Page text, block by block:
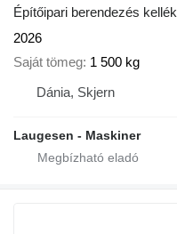
Építőipari berendezés
2026
Saját tömeg 1 500 kg
Dánia, Skjern
Laugesen - Maskiner